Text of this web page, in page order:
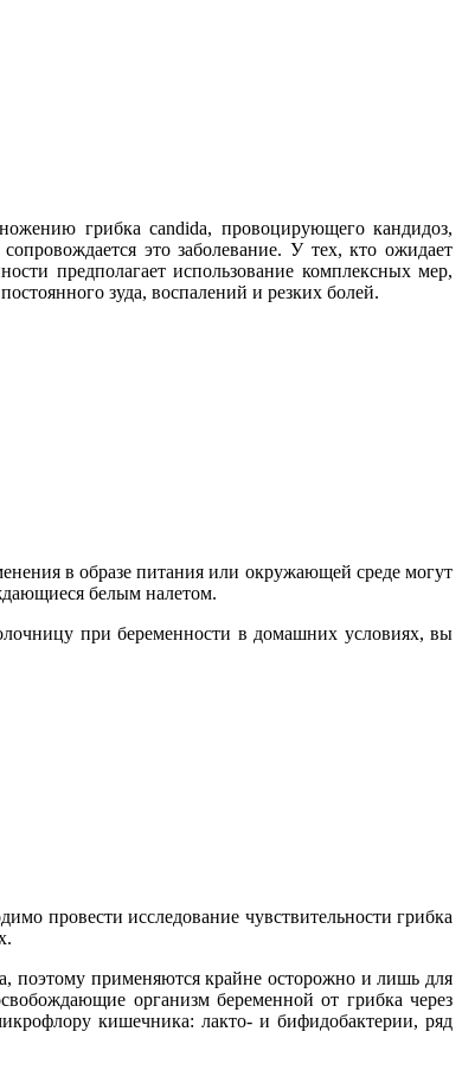
грибка сandida, провоцирующего кандидоз,
это заболевание. У тех, кто ожидает
предполагает использование комплексных мер,
зуда, воспалений и резких болей.
в образе питания или окружающей среде могут
белым налетом.
при беременности в домашних условиях, вы
провести исследование чувствительности грибка
поэтому применяются крайне осторожно и лишь для
организм беременной от грибка через
кишечника: лакто- и бифидобактерии, ряд